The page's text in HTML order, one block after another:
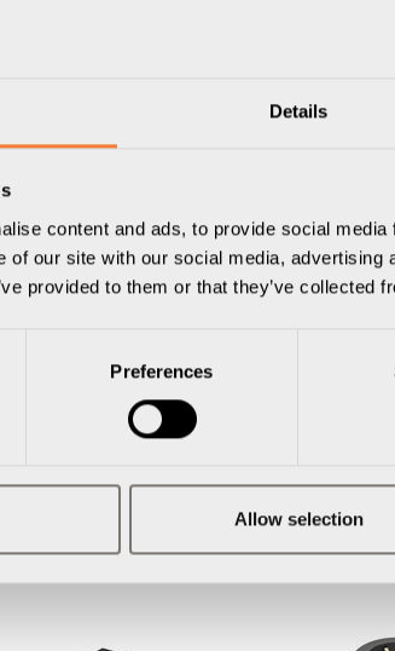
Details
content and ads, to provide social
of our site with our social media,
provided to them or that they’ve collected
Preferences
Allow selection
Bracket Kit 05
1 eluttag typ F, 2 USB-C
9701000509